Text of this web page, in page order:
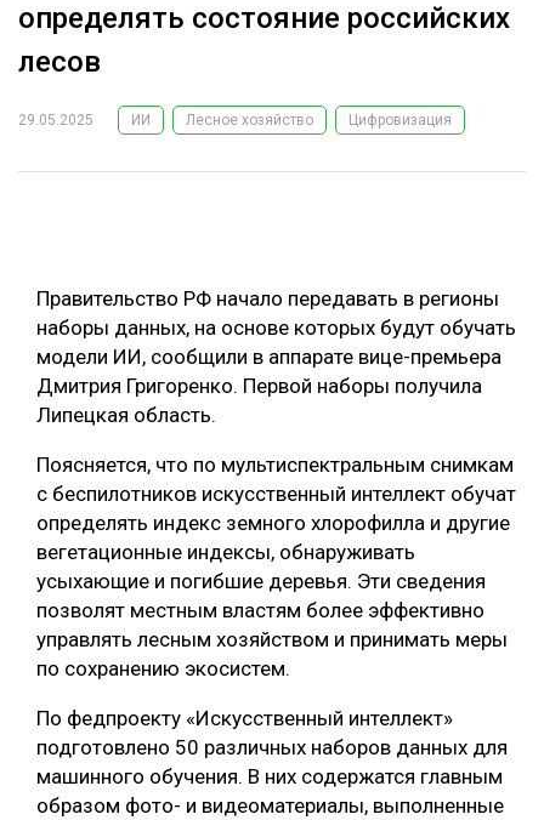
ЛЕСНОЕ ХОЗЯЙСТВО
ЛЕСОЗАГОТОВКА
БИОЭНЕРГЕТИКА
ЛЕСОВОССТАНОВЛЕНИЕ И ЗАЩИТА
ЛОГИСТИКА
ПРОИЗВОДСТВО ДРЕВЕСНЫХ ПЛИТ
ЦБП
ЛЕСОПИЛЕНИЕ
ДЕРЕВЯННОЕ ДОМОСТРОЕНИЕ
БЕЗОПАСНОЕ ПРОИЗВОДСТВО
СОРТИРОВКА ДРЕВЕСИНЫ
СУШКА ДРЕВЕСИНЫ
МЕБЕЛЬНОЕ ПРОИЗВОДСТВО
ТЕМАТИЧЕСКИЕ ПРОЕКТЫ
ПОДБОРКИ СТАТЕЙ
ЭКСПЕРТНОЕ МНЕНИЕ
определять состояние российских
лесов
29.05.2025 ИИ Лесное хозяйство Цифровизация
Правительство РФ начало передавать в регионы
наборы данных, на основе которых будут обучать
модели ИИ, сообщили в аппарате вице-премьера
Дмитрия Григоренко. Первой наборы получила
Липецкая область.
Поясняется, что по мультиспектральным снимкам
с беспилотников искусственный интеллект обучат
определять индекс земного хлорофилла и другие
вегетационные индексы, обнаруживать
усыхающие и погибшие деревья. Эти сведения
позволят местным властям более эффективно
управлять лесным хозяйством и принимать меры
по сохранению экосистем.
По федпроекту «Искусственный интеллект»
подготовлено 50 различных наборов данных для
машинного обучения. В них содержатся главным
образом фото- и видеоматериалы, выполненные